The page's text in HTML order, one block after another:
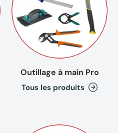
Outillage à main Pro
Tous les produits